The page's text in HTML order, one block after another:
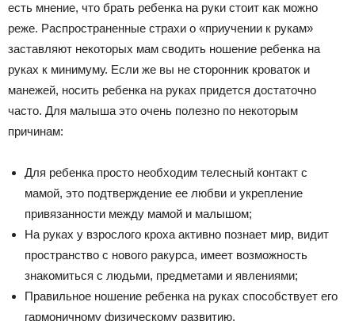
есть мнение, что брать ребенка на руки стоит как можно
реже. Распространенные страхи о «приучении к рукам»
заставляют некоторых мам сводить ношение ребенка на
руках к минимуму. Если же вы не сторонник кроваток и
манежей, носить ребенка на руках придется достаточно
часто. Для малыша это очень полезно по некоторым
причинам:
Для ребенка просто необходим телесный контакт с
мамой, это подтверждение ее любви и укрепление
привязанности между мамой и малышом;
На руках у взрослого кроха активно познает мир, видит
пространство с нового ракурса, имеет возможность
знакомиться с людьми, предметами и явлениями;
Правильное ношение ребенка на руках способствует его
гармоничному физическому развитию.